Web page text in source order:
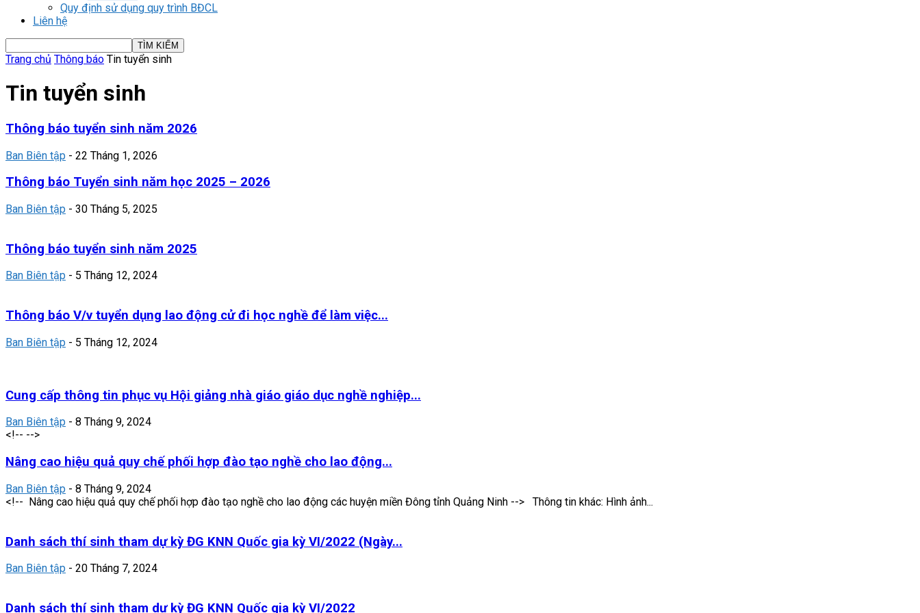
Quy định sử dụng quy trình BĐCL
Liên hệ
Trang chủ Thông báo Tin tuyển sinh
Tin tuyển sinh
Thông báo tuyển sinh năm 2026
Ban Biên tập - 22 Tháng 1, 2026
Thông báo Tuyển sinh năm học 2025 – 2026
Ban Biên tập - 30 Tháng 5, 2025
Thông báo tuyển sinh năm 2025
Ban Biên tập - 5 Tháng 12, 2024
Thông báo V/v tuyển dụng lao động cử đi học nghề để làm việc...
Ban Biên tập - 5 Tháng 12, 2024
Cung cấp thông tin phục vụ Hội giảng nhà giáo giáo dục nghề nghiệp...
Ban Biên tập - 8 Tháng 9, 2024
<!-- -->
Nâng cao hiệu quả quy chế phối hợp đào tạo nghề cho lao động...
Ban Biên tập - 8 Tháng 9, 2024
<!-- Nâng cao hiệu quả quy chế phối hợp đào tạo nghề cho lao động các huyện miền Đông tỉnh Quảng Ninh --> Thông tin khác: Hình ảnh...
Danh sách thí sinh tham dự kỳ ĐG KNN Quốc gia kỳ VI/2022 (Ngày...
Ban Biên tập - 20 Tháng 7, 2024
Danh sách thí sinh tham dự kỳ ĐG KNN Quốc gia kỳ VI/2022